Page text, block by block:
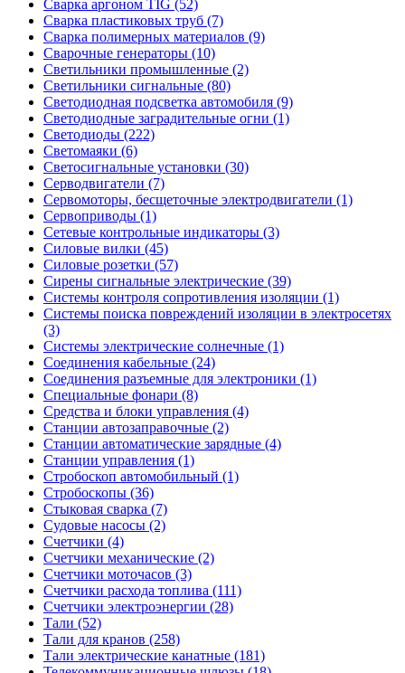
Сварка аргоном TIG (52)
Сварка пластиковых труб (7)
Сварка полимерных материалов (9)
Сварочные генераторы (10)
Светильники промышленные (2)
Светильники сигнальные (80)
Светодиодная подсветка автомобиля (9)
Светодиодные заградительные огни (1)
Светодиоды (222)
Светомаяки (6)
Светосигнальные установки (30)
Серводвигатели (7)
Сервомоторы, бесщеточные электродвигатели (1)
Сервоприводы (1)
Сетевые контрольные индикаторы (3)
Силовые вилки (45)
Силовые розетки (57)
Сирены сигнальные электрические (39)
Системы контроля сопротивления изоляции (1)
Системы поиска повреждений изоляции в электросетях
(3)
Системы электрические солнечные (1)
Соединения кабельные (24)
Соединения разъемные для электроники (1)
Специальные фонари (8)
Средства и блоки управления (4)
Станции автозаправочные (2)
Станции автоматические зарядные (4)
Станции управления (1)
Стробоскоп автомобильный (1)
Стробоскопы (36)
Стыковая сварка (7)
Судовые насосы (2)
Счетчики (4)
Счетчики механические (2)
Счетчики моточасов (3)
Счетчики расхода топлива (111)
Счетчики электроэнергии (28)
Тали (52)
Тали для кранов (258)
Тали электрические канатные (181)